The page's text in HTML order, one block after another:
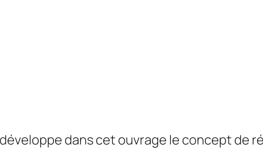
dans cet ouvrage le concept de